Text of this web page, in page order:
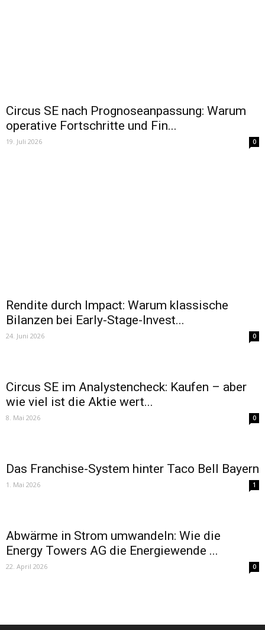
Circus SE nach Prognoseanpassung: Warum
operative Fortschritte und Fin...
19. Juli 2026 0
Rendite durch Impact: Warum klassische
Bilanzen bei Early-Stage-Invest...
24. Juni 2026 0
Circus SE im Analystencheck: Kaufen – aber
wie viel ist die Aktie wert...
8. Mai 2026 0
Das Franchise-System hinter Taco Bell Bayern
1. Mai 2026 1
Abwärme in Strom umwandeln: Wie die
Energy Towers AG die Energiewende ...
22. April 2026 0